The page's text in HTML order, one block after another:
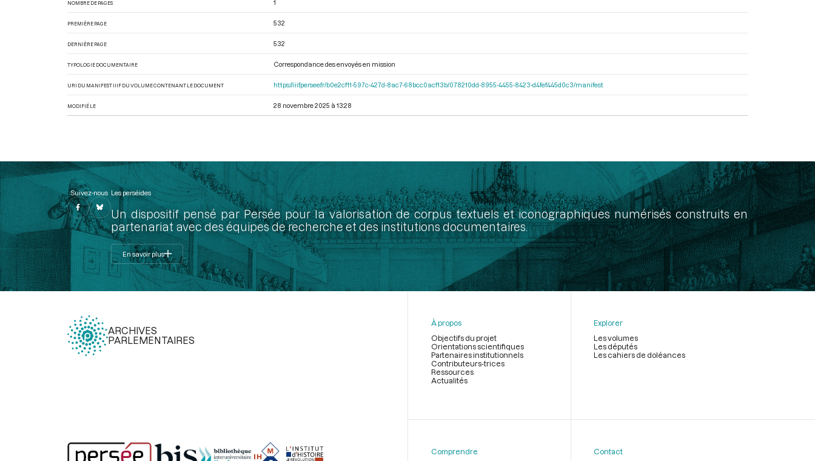
NOMBRE DE PAGES 1
PREMIÈRE PAGE 532
DERNIÈRE PAGE 532
TYPOLOGIE DOCUMENTAIRE Correspondance des envoyés en mission
URI DU MANIFEST IIIF DU VOLUME CONTENANT LE DOCUMENT https://iiif.persee.fr/b0e2cf11-597c-427d-8ac7-68bcc0acf13b/078210dd-8955-4455-8423-d4fef445d0c3/manifest
MODIFIÉ LE 28 novembre 2025 à 13:28
Suivez-nous Les perséides
Un dispositif pensé par Persée pour la valorisation de corpus textuels et iconographiques numérisés construits en
partenariat avec des équipes de recherche et des institutions documentaires.
En savoir plus
ARCHIVES
PARLEMENTAIRES
À propos
Objectifs du projet
Orientations scientifiques
Partenaires institutionnels
Contributeurs-trices
Ressources
Actualités
Explorer
Les volumes
Les députés
Les cahiers de doléances
Comprendre Contact